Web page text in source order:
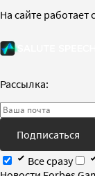
На сайте работает
Рассылка:
Подписаться
Все сразу